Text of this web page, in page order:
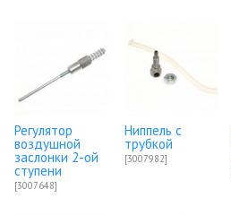
Регулятор
воздушной
заслонки 2-ой
ступени
[3007648]
Ниппель с
трубкой
[3007982]